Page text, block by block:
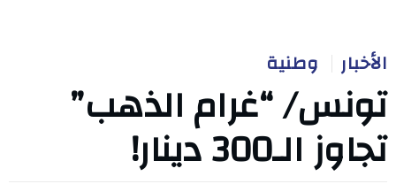
الأخبار وطنية
تونس/ “غرام الذهب”
تجاوز الـ300 دينار!